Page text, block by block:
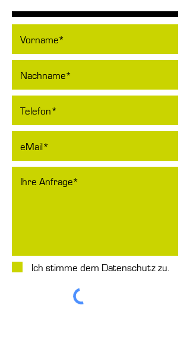
Ich stimme dem Datenschutz zu.